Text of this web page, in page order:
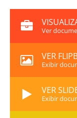
Ver
VER
Exibir
VER
Exibir